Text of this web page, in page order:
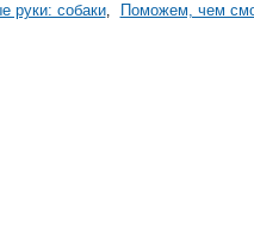
руки: собаки, Поможем, чем